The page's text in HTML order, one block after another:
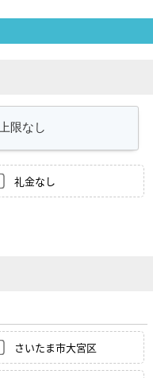
礼金なし
さいたま市大宮区